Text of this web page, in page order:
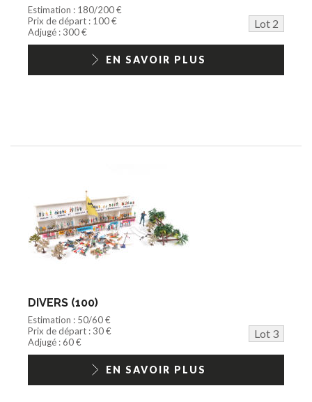
Estimation : 180/200 €
Prix de départ : 100 €
Lot 2
Adjugé : 300 €
EN SAVOIR PLUS
DIVERS (100)
Estimation : 50/60 €
Prix de départ : 30 €
Lot 3
Adjugé : 60 €
EN SAVOIR PLUS